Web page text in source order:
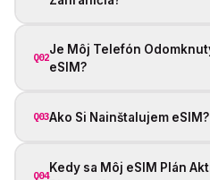
Q02
Je Môj Telefón
eSIM?
Q03Ako Si Nainštalujem eSIM?
Q04
Kedy sa Môj eSIM Plán